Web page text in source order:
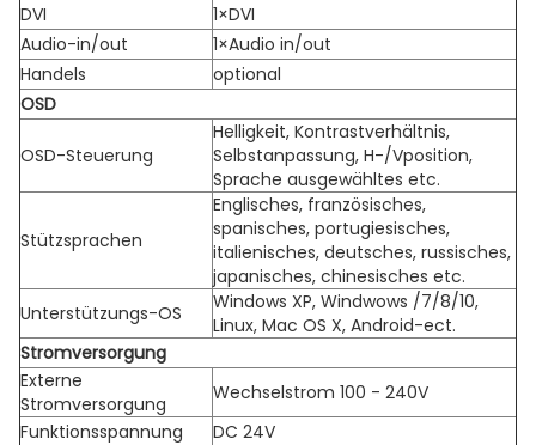
DVI
1×DVI
Audio-in/out
1×Audio in/out
Handels
optional
OSD
OSD-Steuerung
Helligkeit, Kontrastverhältnis,
Selbstanpassung, H-/Vposition,
Sprache ausgewähltes etc.
Stützsprachen
Englisches, französisches,
spanisches, portugiesisches,
italienisches, deutsches, russisches,
japanisches, chinesisches etc.
Unterstützungs-OS
Windows XP, Windwows /7/8/10,
Linux, Mac OS X, Android-ect.
Stromversorgung
Externe
Stromversorgung
Wechselstrom 100 - 240V
Funktionsspannung
DC 24V